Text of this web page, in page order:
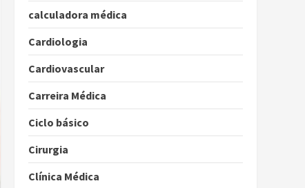
calculadora médica
Cardiologia
Cardiovascular
Carreira Médica
Ciclo básico
Cirurgia
Clínica Médica